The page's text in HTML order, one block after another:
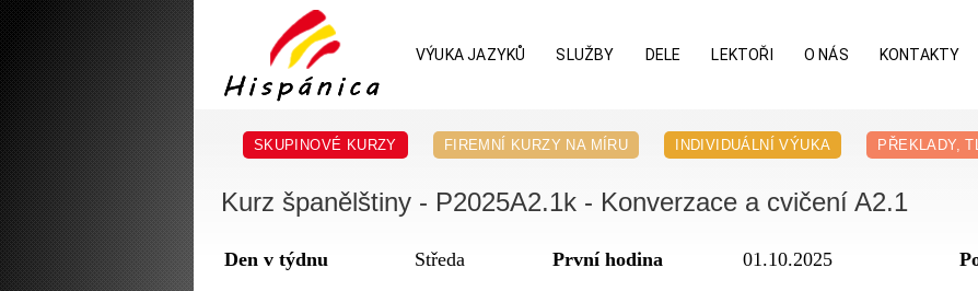
VÝUKA JAZYKŮ SLUŽBY DELE LEKTOŘI O NÁS KONTAKTY
SKUPINOVÉ KURZY FIREMNÍ KURZY NA MÍRU INDIVIDUÁLNÍ VÝUKA PŘEKLADY,
Kurz španělštiny - P2025A2.1k - Konverzace a cvičení A2.1
Den v týdnu Středa První hodina 01.10.2025